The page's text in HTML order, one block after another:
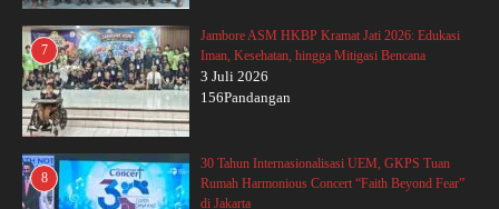
7
Jambore ASM HKBP Kramat Jati 2026: Edukasi
Iman, Kesehatan, hingga Mitigasi Bencana
3 Juli 2026
156Pandangan
8
30 Tahun Internasionalisasi UEM, GKPS Tuan
Rumah Harmonious Concert “Faith Beyond Fear”
di Jakarta